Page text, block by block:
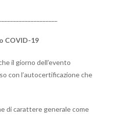
COVID-19
il giorno dell’evento
con l’autocertificazione che
di carattere generale come